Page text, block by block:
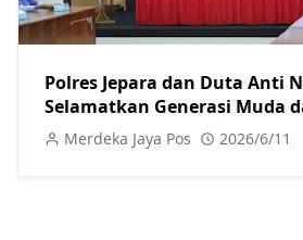
Polres Jepara dan Duta Anti
Selamatkan Generasi Muda
Narkoba
Merdeka Jaya Pos 2026/6/11